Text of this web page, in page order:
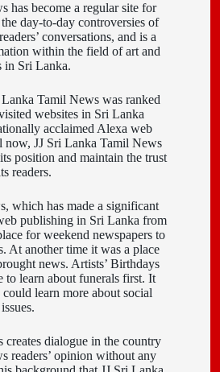
has become a regular site for
day-to-day controversies of
conversations, and is a
within the field of art and
in Sri Lanka.
Tamil News was ranked
websites in Sri Lanka
acclaimed Alexa web
now, JJ Sri Lanka Tamil News
position and maintain the trust
readers.
which has made a significant
publishing in Sri Lanka from
for weekend newspapers to
At another time it was a place
news. Artists’ Birthdays
to learn about funerals first. It
learn more about social
issues.
dialogue in the country
readers’ opinion without any